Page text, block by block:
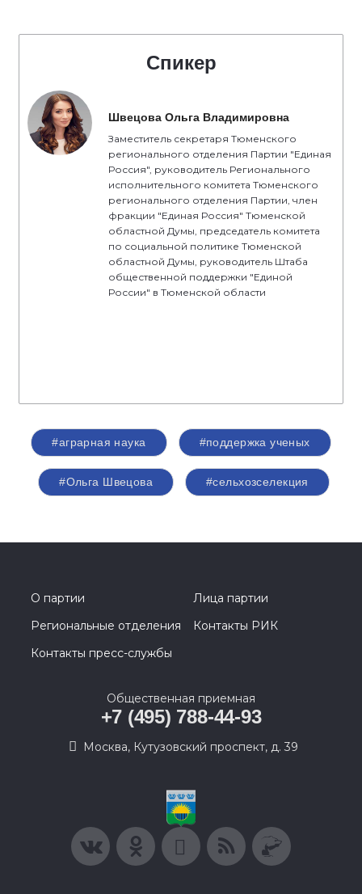
Спикер
Швецова Ольга Владимировна
Заместитель секретаря Тюменского
регионального отделения Партии "Единая
Россия", руководитель Регионального
исполнительного комитета Тюменского
регионального отделения Партии, член
фракции "Единая Россия" Тюменской
областной Думы, председатель комитета
по социальной политике Тюменской
областной Думы, руководитель Штаба
общественной поддержки "Единой
России" в Тюменской области
#аграрная наука #поддержка ученых
#Ольга Швецова #сельхозселекция
О партии
Лица партии
Региональные отделения
Контакты РИК
Контакты пресс-службы
Общественная приемная
+7 (495) 788-44-93
Москва, Кутузовский проспект, д. 39